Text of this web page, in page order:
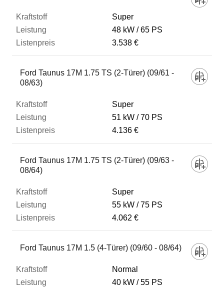
Super
48 kW
65 PS
3.538 €
Ford Taunus 17M 1.75 TS (2-Türer) (09/61 -
08/63)
Super
51 kW
70 PS
4.136 €
Ford Taunus 17M 1.75 TS (2-Türer) (09/63 -
08/64)
Super
55 kW
75 PS
4.062 €
Ford Taunus 17M 1.5 (4-Türer) (09/60 - 08/64)
Normal
40 kW
55 PS